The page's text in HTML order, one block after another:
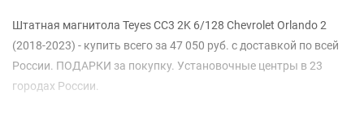
Штатная магнитола Teyes CC3 2K 6/128 Chevrolet Orlando 2
(2018-2023) - купить всего за 47 050 руб. с доставкой по всей
России. ПОДАРКИ за покупку. Установочные центры в 23
городах России.